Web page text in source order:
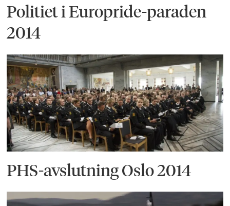
Politiet i Europride-paraden
2014
PHS-avslutning Oslo 2014